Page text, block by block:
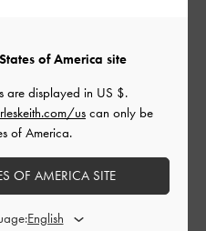
2024-01-09
of America site
are displayed in US $.
uscan only be
of America.
OF AMERICA SITE